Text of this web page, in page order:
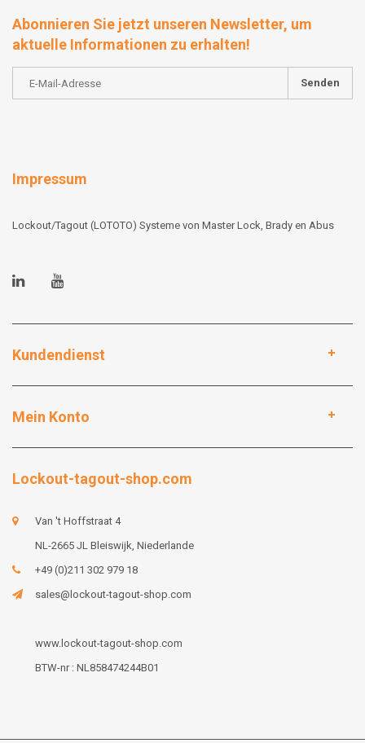
Abonnieren Sie jetzt unseren Newsletter, um
aktuelle Informationen zu erhalten!
Senden
Impressum
Lockout/Tagout (LOTOTO) Systeme von Master Lock, Brady en Abus
Kundendienst
Mein Konto
Lockout-tagout-shop.com
Van 't Hoffstraat 4
NL-2665 JL Bleiswijk, Niederlande
+49 (0)211 302 979 18
sales@lockout-tagout-shop.com
www.lockout-tagout-shop.com
BTW-nr : NL858474244B01